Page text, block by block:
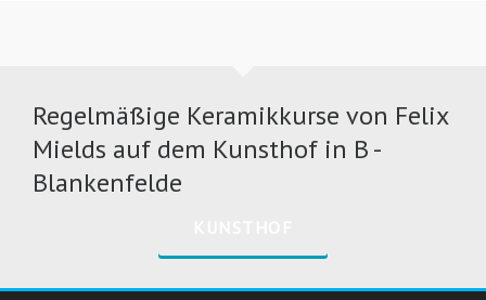
Regelmäßige Keramikkurse von Felix
Mields auf dem Kunsthof in B -
Blankenfelde